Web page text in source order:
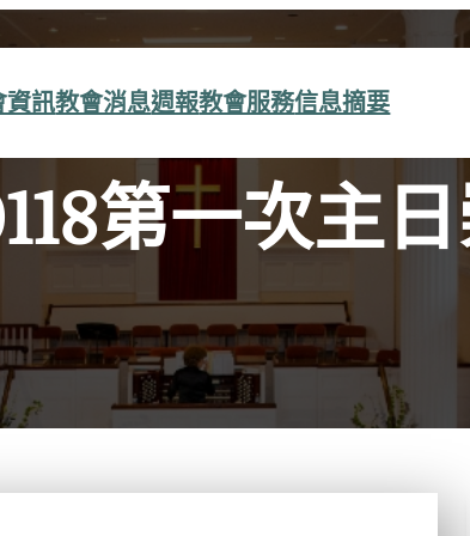
資訊教會消息週報教會服務信息摘要
第一次主